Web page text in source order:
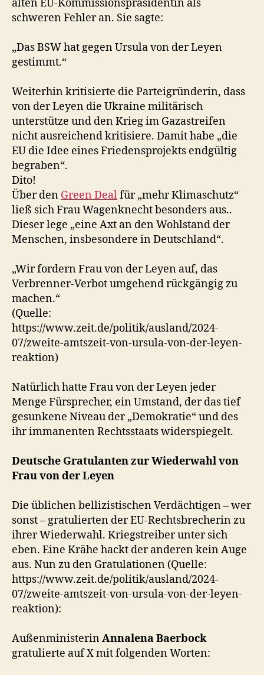
alten EU-Kommissionspräsidentin als
schweren Fehler an. Sie sagte:
„Das BSW hat gegen Ursula von der Leyen
gestimmt.“
Weiterhin kritisierte die Parteigründerin, dass
von der Leyen die Ukraine militärisch
unterstütze und den Krieg im Gazastreifen
nicht ausreichend kritisiere. Damit habe „die
EU die Idee eines Friedensprojekts endgültig
begraben“.
Dito!
Über den Green Dealfür „mehr Klimaschutz“
ließ sich Frau Wagenknecht besonders aus..
Dieser lege „eine Axt an den Wohlstand der
Menschen, insbesondere in Deutschland“.
„Wir fordern Frau von der Leyen auf, das
Verbrenner-Verbot umgehend rückgängig zu
machen.“
(Quelle:
https://www.zeit.de/politik/ausland/2024-
07/zweite-amtszeit-von-ursula-von-der-leyen-
reaktion)
Natürlich hatte Frau von der Leyen jeder
Menge Fürsprecher, ein Umstand, der das tief
gesunkene Niveau der „Demokratie“ und des
ihr immanenten Rechtsstaats widerspiegelt.
Deutsche Gratulanten zur Wiederwahl von
Frau von der Leyen
Die üblichen bellizistischen Verdächtigen – wer
sonst – gratulierten der EU-Rechtsbrecherin zu
ihrer Wiederwahl. Kriegstreiber unter sich
eben. Eine Krähe hackt der anderen kein Auge
aus. Nun zu den Gratulationen (Quelle:
https://www.zeit.de/politik/ausland/2024-
07/zweite-amtszeit-von-ursula-von-der-leyen-
reaktion):
AußenministerinAnnalena Baerbock
gratulierte auf X mit folgenden Worten: